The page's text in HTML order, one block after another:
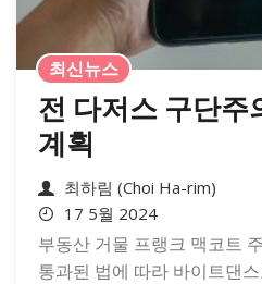
최신뉴스
전 다저스 구단주
계획
최하림 (Choi Ha-rim)
17 5월 2024
부동산 거물 프랭크 맥코트
통과된 법에 따라 바이트댄